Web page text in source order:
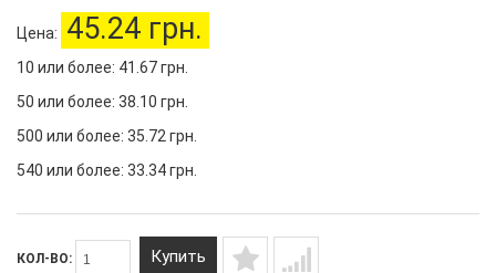
Цена: 45.24 грн.
10 или более: 41.67 грн.
50 или более: 38.10 грн.
500 или более: 35.72 грн.
540 или более: 33.34 грн.
КОЛ-ВО: Купить